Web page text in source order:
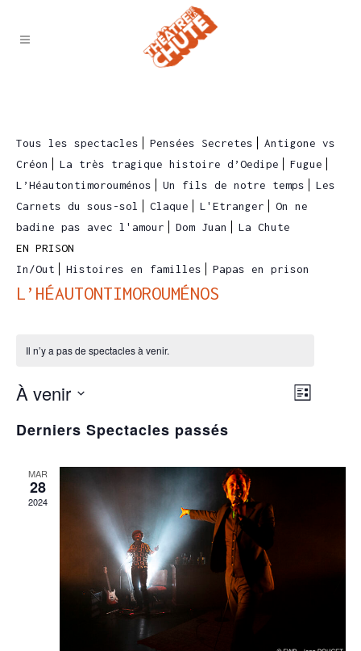
Tous les spectacles Pensées Secretes
Antigone vs
Créon
La très tragique histoire d’Oedipe
Fugue
L’Héautontimorouménos
Un fils de notre temps
Les
Carnets du sous-sol
Claque L'Etranger
On ne
badine pas avec l'amour
Dom Juan
La Chute
EN PRISON
In/Out
Histoires en familles Papas en prison
L’HÉAUTONTIMOROUMÉNOS
Il n’y a pas de spectacles à venir.
Liste
À venir
une
Derniers Spectacles passés
MAR
28
2024